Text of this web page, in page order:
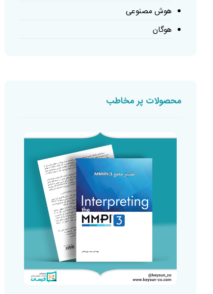
هوش مصنوعی
هوگان
محصولات پر مخاطب